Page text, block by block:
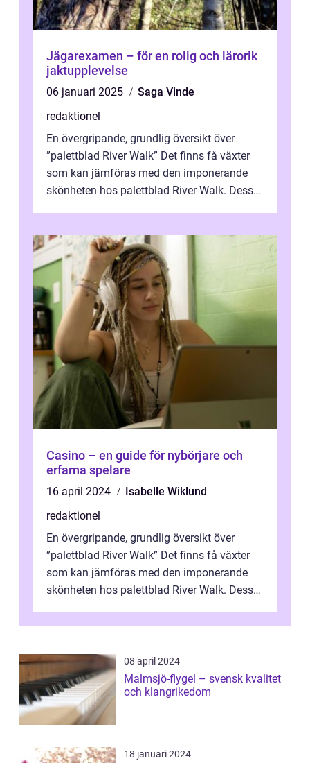
Jägarexamen – för en rolig och lärorik
jaktupplevelse
06 januari 2025
Saga Vinde
redaktionel
En övergripande, grundlig översikt över
”palettblad River Walk” Det finns få växter
som kan jämföras med den imponerande
skönheten hos palettblad River Walk. Dess
Casino – en guide för nybörjare och
erfarna spelare
16 april 2024
Isabelle Wiklund
redaktionel
En övergripande, grundlig översikt över
”palettblad River Walk” Det finns få växter
som kan jämföras med den imponerande
skönheten hos palettblad River Walk. Dess
08 april 2024
Malmsjö-flygel – svensk kvalitet
och klangrikedom
18 januari 2024